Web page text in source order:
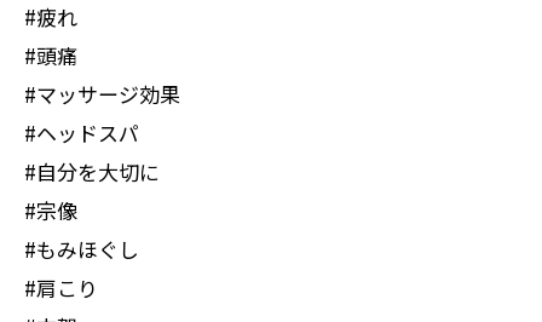
#疲れ
#頭痛
#マッサージ効果
#ヘッドスパ
#自分を大切に
#宗像
#もみほぐし
#肩こり